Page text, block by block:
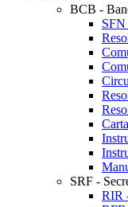
BCB -
SFN
SRF -
RIR